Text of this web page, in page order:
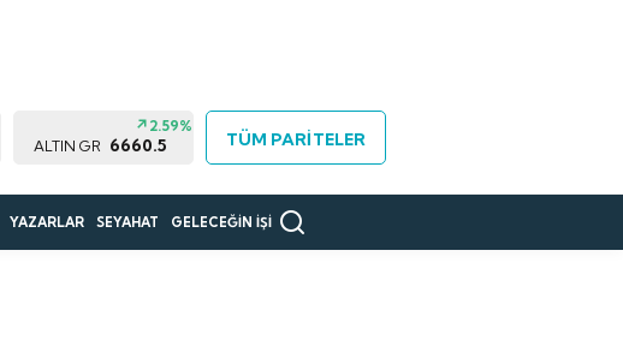
ALTIN GR 6660.5
2.59%
TÜM PARİTELER
YAZARLAR SEYAHAT GELECEĞİN İŞİ